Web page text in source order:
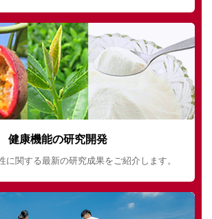
健康機能の研究開発
に関する最新の研究成果をご紹介します。